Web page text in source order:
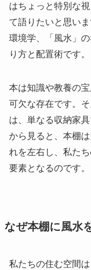
はちょっと特別な
て語りたいと思い
環境学、「風水」
り方と配置術です。
本は知識や教養の
可欠な存在です。
は、単なる収納家
から見ると、本棚
れを左右し、私た
要素となるのです。
なぜ本棚に風水
私たちの住む空間